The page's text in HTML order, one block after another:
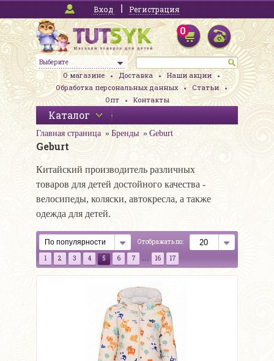
Вход Регистрация
Выберите
0
О магазине Доставка
Наши акции
Обработка персональных данных
Статьи
Опт
Контакты
Каталог
Главная страница Бренды Geburt
Geburt
Китайский производитель различных
товаров для детей достойного качества -
велосипеды, коляски, автокресла, а также
одежда для детей.
Отображать по:
1 2 3 4 5 6 7 ... 16 17